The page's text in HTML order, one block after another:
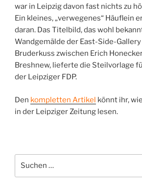
war in Leipzig davon fast nichts zu
Ein kleines, „verwegenes“ Häuflein
daran. Das Titelbild, das wohl
Wandgemälde der East-Side-
Bruderkuss zwischen Erich
Breshnew, lieferte die Steilvorlage
der Leipziger FDP.
Den kompletten Artikel könnt ihr,
in der Leipziger Zeitung lesen.
nach: